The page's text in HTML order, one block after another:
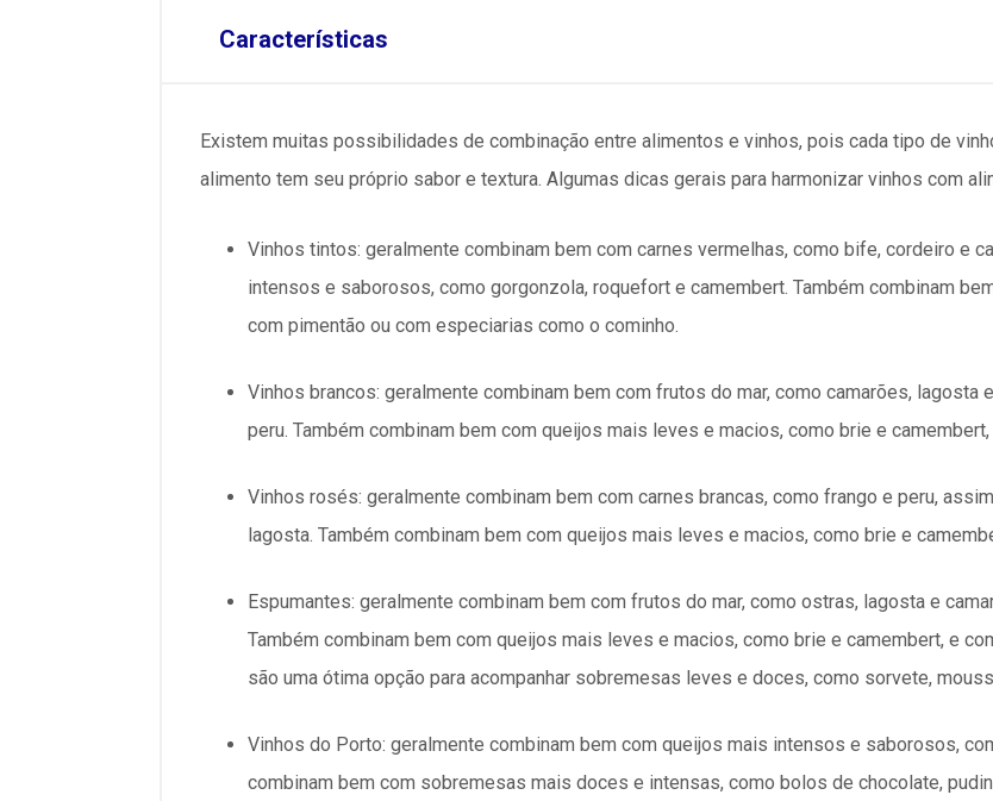
Características
Existem muitas possibilidades de combinação entre alimentos e vinhos, pois cada tipo de
alimento tem seu próprio sabor e textura. Algumas dicas gerais para harmonizar vinhos com
Vinhos tintos: geralmente combinam bem com carnes vermelhas, como bife, cordeiro e
intensos e saborosos, como gorgonzola, roquefort e camembert. Também combinam
com pimentão ou com especiarias como o cominho.
Vinhos brancos: geralmente combinam bem com frutos do mar, como camarões,
peru. Também combinam bem com queijos mais leves e macios, como brie e
Vinhos rosés: geralmente combinam bem com carnes brancas, como frango e peru,
lagosta. Também combinam bem com queijos mais leves e macios, como brie e
Espumantes: geralmente combinam bem com frutos do mar, como ostras, lagosta e
Também combinam bem com queijos mais leves e macios, como brie e camembert, e
são uma ótima opção para acompanhar sobremesas leves e doces, como sorvete,
Vinhos do Porto: geralmente combinam bem com queijos mais intensos e saborosos,
combinam bem com sobremesas mais doces e intensas, como bolos de chocolate,